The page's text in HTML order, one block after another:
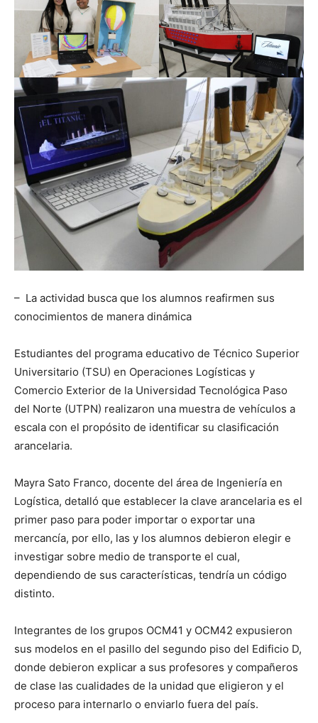
– La actividad busca que los alumnos reafirmen sus
conocimientos de manera dinámica
Estudiantes del programa educativo de Técnico Superior
Universitario (TSU) en Operaciones Logísticas y
Comercio Exterior de la Universidad Tecnológica Paso
del Norte (UTPN) realizaron una muestra de vehículos a
escala con el propósito de identificar su clasificación
arancelaria.
Mayra Sato Franco, docente del área de Ingeniería en
Logística, detalló que establecer la clave arancelaria es el
primer paso para poder importar o exportar una
mercancía, por ello, las y los alumnos debieron elegir e
investigar sobre medio de transporte el cual,
dependiendo de sus características, tendría un código
distinto.
Integrantes de los grupos OCM41 y OCM42 expusieron
sus modelos en el pasillo del segundo piso del Edificio D,
donde debieron explicar a sus profesores y compañeros
de clase las cualidades de la unidad que eligieron y el
proceso para internarlo o enviarlo fuera del país.